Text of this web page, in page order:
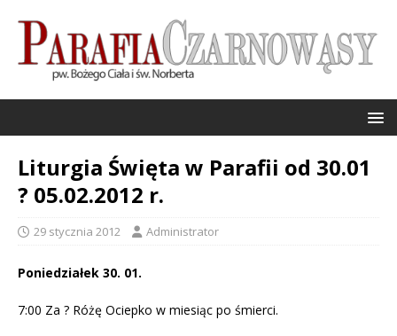
Liturgia Święta w Parafii od 30.01
? 05.02.2012 r.
29 stycznia 2012 Administrator
Poniedziałek 30. 01.
7:00 Za ? Różę Ociepko w miesiąc po śmierci.